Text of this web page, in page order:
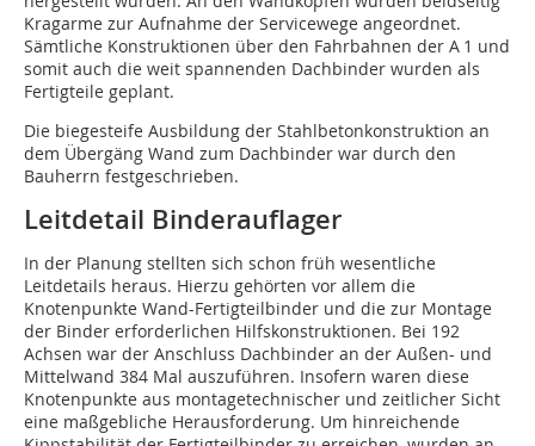
Kragarme zur Aufnahme der Servicewege angeordnet.
Sämtliche Konstruktionen über den Fahrbahnen der A 1 und
somit auch die weit spannenden Dachbinder wurden als
Fertigteile geplant.
Die biegesteife Ausbildung der Stahlbetonkonstruktion an
dem Übergäng Wand zum Dachbinder war durch den
Bauherrn festgeschrieben.
Leitdetail Binderauflager
In der Planung stellten sich schon früh wesentliche
Leitdetails heraus. Hierzu gehörten vor allem die
Knotenpunkte Wand-Fertigteilbinder und die zur Montage
der Binder erforderlichen Hilfskonstruktionen. Bei 192
Achsen war der Anschluss Dachbinder an der Außen- und
Mittelwand 384 Mal auszuführen. Insofern waren diese
Knotenpunkte aus montagetechnischer und zeitlicher Sicht
eine maßgebliche Herausforderung. Um hinreichende